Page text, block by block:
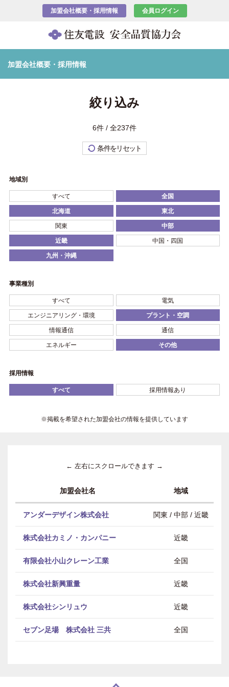
加盟会社概要・採用情報 会員ログイン
加盟会社概要・採用情報
絞り込み
6件 / 全237件
条件をリセット
地域別
すべて 全国
北海道 東北
関東 中部
近畿 中国・四国
九州・沖縄
事業種別
すべて 電気
エンジニアリング・環境 プラント・空調
情報通信 通信
エネルギー その他
採用情報
すべて 採用情報あり
※掲載を希望された加盟会社の情報を提供しています
← 左右にスクロールできます →
加盟会社名 地域
アンダーデザイン株式会社 関東 / 中部 / 近畿
株式会社カミノ・カンパニー 近畿
有限会社小山クレーン工業 全国
株式会社新興重量 近畿
株式会社シンリュウ 近畿
セブン足場 株式会社 三共 全国